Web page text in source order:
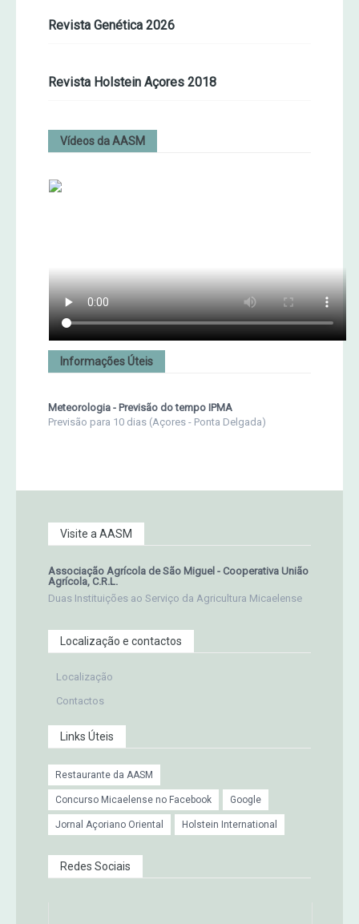
Revista Genética 2026
Revista Holstein Açores 2018
Vídeos da AASM
Informações Úteis
Meteorologia - Previsão do tempo IPMA
Previsão para 10 dias (Açores - Ponta Delgada)
Visite a AASM
Associação Agrícola de São Miguel - Cooperativa União
Agrícola, C.R.L.
Duas Instituições ao Serviço da Agricultura Micaelense
Localização e contactos
Localização
Contactos
Links Úteis
Restaurante da AASM
Concurso Micaelense no Facebook Google
Jornal Açoriano Oriental Holstein International
Redes Sociais